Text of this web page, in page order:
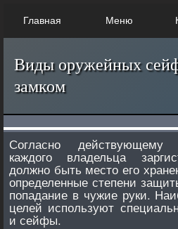
Главная Меню
Виды оружейных
замком
Согласно действующему
каждого владельца
должно быть место его
определенные степени
попадание в чужие руки.
целей используют
и сейфы.